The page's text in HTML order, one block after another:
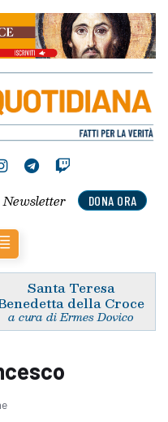
DONA ORA
Newsletter
Santa Teresa
della Croce
a cura di Ermes Dovico